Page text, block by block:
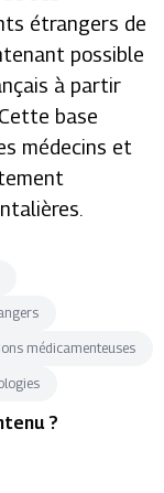
étrangers de
possible
à partir
base
médecins et
médicamenteuses
?